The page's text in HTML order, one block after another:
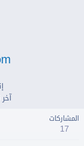
المشاركات
17